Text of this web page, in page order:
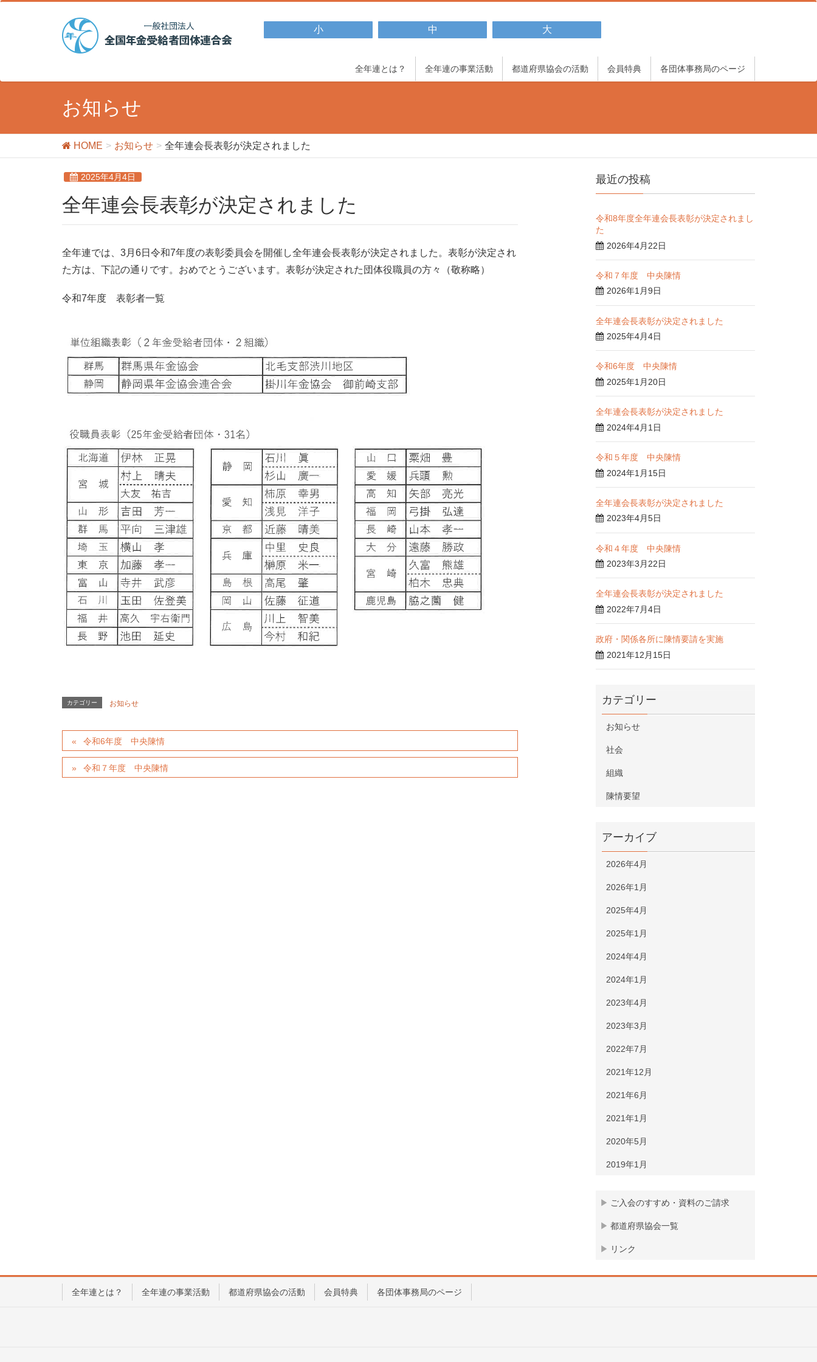
小 中 大
全年連とは？ 全年連の事業活動 都道府県協会の活動 会員特典 各団体事務局のページ
お知らせ
HOME お知らせ 全年連会長表彰が決定されました
2025年4月4日
全年連会長表彰が決定されました
全年連では、3月6日令和7年度の表彰委員会を開催し全年連会長表彰が決定されました。表彰が決定され
た方は、下記の通りです。おめでとうございます。表彰が決定された団体役職員の方々（敬称略）
令和7年度 表彰者一覧
カテゴリー お知らせ
令和6年度 中央陳情
令和７年度 中央陳情
最近の投稿
令和8年度全年連会長表彰が決定されまし
た
2026年4月22日
令和７年度 中央陳情
2026年1月9日
全年連会長表彰が決定されました
2025年4月4日
令和6年度 中央陳情
2025年1月20日
全年連会長表彰が決定されました
2024年4月1日
令和５年度 中央陳情
2024年1月15日
全年連会長表彰が決定されました
2023年4月5日
令和４年度 中央陳情
2023年3月22日
全年連会長表彰が決定されました
2022年7月4日
政府・関係各所に陳情要請を実施
2021年12月15日
カテゴリー
お知らせ
社会
組織
陳情要望
アーカイブ
2026年4月
2026年1月
2025年4月
2025年1月
2024年4月
2024年1月
2023年4月
2023年3月
2022年7月
2021年12月
2021年6月
2021年1月
2020年5月
2019年1月
ご入会のすすめ・資料のご請求
都道府県協会一覧
リンク
全年連とは？ 全年連の事業活動 都道府県協会の活動 会員特典 各団体事務局のページ